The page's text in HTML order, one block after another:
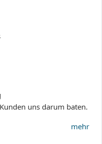
uns darum baten.
mehr